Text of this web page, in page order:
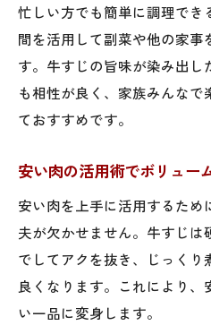
忙しい方でも簡単に調理でき
間を活用して副菜や他の家事
す。牛すじの旨味が染み出し
も相性が良く、家族みんなで
ておすすめです。
安い肉の活用術でボリュー
安い肉を上手に活用するた
夫が欠かせません。牛すじ
でしてアクを抜き、じっくり
良くなります。これにより
い一品に変身します。